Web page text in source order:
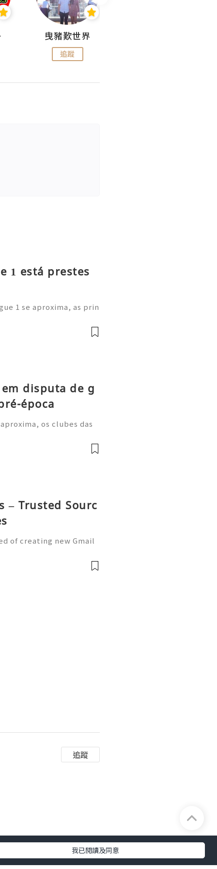
曳豬歎世界
追蹤
1 está prestes
1 se aproxima, as prin
a comprar os novos C
disputa de g
época
os clubes das
grande inter
– Trusted Sourc
of creating new Gmail
account is the perfect s
追蹤
我已閱讀及同意